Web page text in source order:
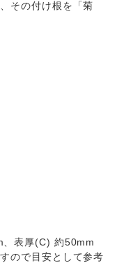
その付け根を「菊
表厚(C) 約50mm
ので目安として参考